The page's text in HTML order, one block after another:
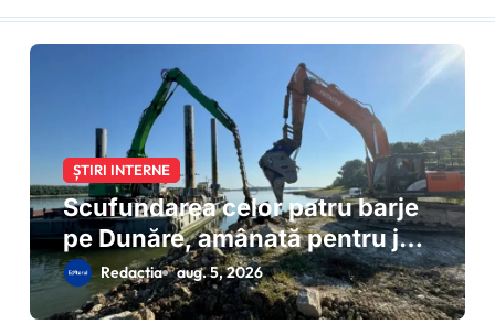
ȘTIRI INTERNE
Scufundarea celor patru barje
pe Dunăre, amânată pentru joi
dimineață
Redactia aug. 5, 2026